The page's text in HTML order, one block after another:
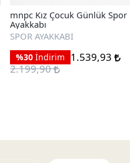
mnpc Kız Çocuk Günlük Spor
Ayakkabı
SPOR AYAKKABI
%30 İndirim
1.539,93
2.199,90